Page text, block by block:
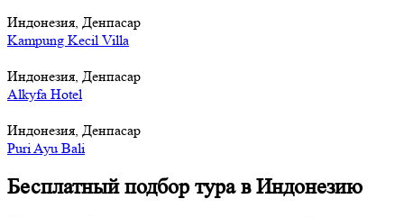
Индонезия, Денпасар
Kampung Kecil Villa
Индонезия, Денпасар
Alkyfa Hotel
Индонезия, Денпасар
Puri Ayu Bali
Бесплатный подбор тура в Индонезию